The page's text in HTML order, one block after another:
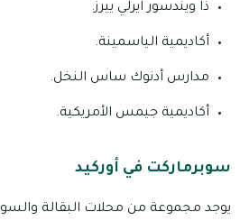
ذا ويندسور ايرلي ييرز.
أكاديمية الياسمينة.
مدارس أدنوك ساس النخل.
أكاديمية جيمس الأمريكية.
سوبرماركت في أوركيد
يوجد مجموعة من محلات البقالة